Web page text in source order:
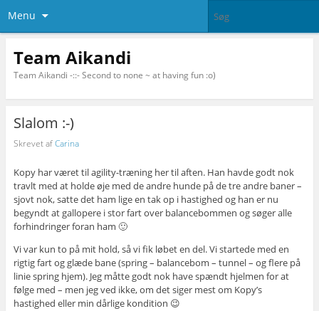
Menu
Team Aikandi
Team Aikandi -::- Second to none ~ at having fun :o)
Slalom :-)
Skrevet afCarina
Kopy har været til agility-træning her til aften. Han havde godt nok
travlt med at holde øje med de andre hunde på de tre andre baner –
sjovt nok, satte det ham lige en tak op i hastighed og han er nu
begyndt at gallopere i stor fart over balancebommen og søger alle
forhindringer foran ham 🙂
Vi var kun to på mit hold, så vi fik løbet en del. Vi startede med en
rigtig fart og glæde bane (spring – balancebom – tunnel – og flere på
linie spring hjem). Jeg måtte godt nok have spændt hjelmen for at
følge med – men jeg ved ikke, om det siger mest om Kopy’s
hastighed eller min dårlige kondition 😉